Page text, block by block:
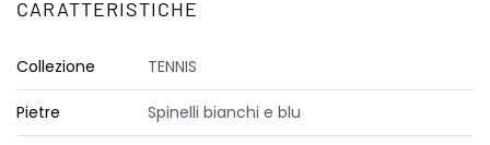
CARATTERISTICHE
Collezione TENNIS
Pietre Spinelli bianchi e blu